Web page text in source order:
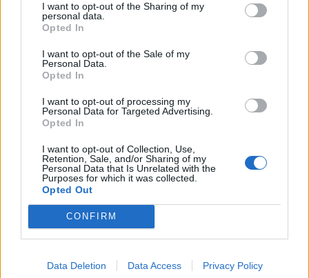
I want to opt-out of the Sharing of my
personal data.
Opted In
I want to opt-out of the Sale of my
Personal Data.
Opted In
I want to opt-out of processing my
Personal Data for Targeted Advertising.
Opted In
I want to opt-out of Collection, Use,
Retention, Sale, and/or Sharing of my
Personal Data that Is Unrelated with the
Purposes for which it was collected.
Opted Out
CONFIRM
Data Deletion Data Access Privacy Policy
TAGLIATELLE CON SALMÓN AHUMADO